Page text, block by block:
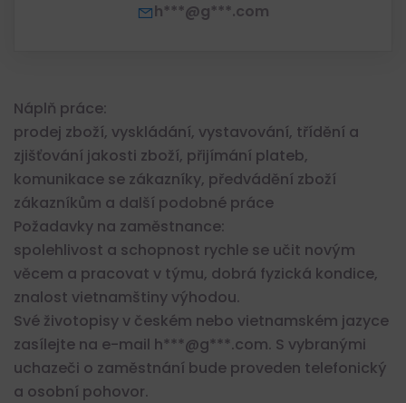
h***@g***.com
Náplň práce:
prodej zboží, vyskládání, vystavování, třídění a
zjišťování jakosti zboží, přijímání plateb,
komunikace se zákazníky, předvádění zboží
zákazníkům a další podobné práce
Požadavky na zaměstnance:
spolehlivost a schopnost rychle se učit novým
věcem a pracovat v týmu, dobrá fyzická kondice,
znalost vietnamštiny výhodou.
Své životopisy v českém nebo vietnamském jazyce
zasílejte na e-mail h***@g***.com. S vybranými
uchazeči o zaměstnání bude proveden telefonický
a osobní pohovor.